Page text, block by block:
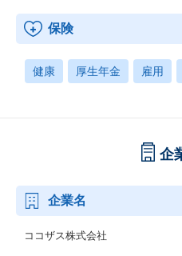
保険
健康 厚生年金 雇用
企
企業名
ココザス株式会社